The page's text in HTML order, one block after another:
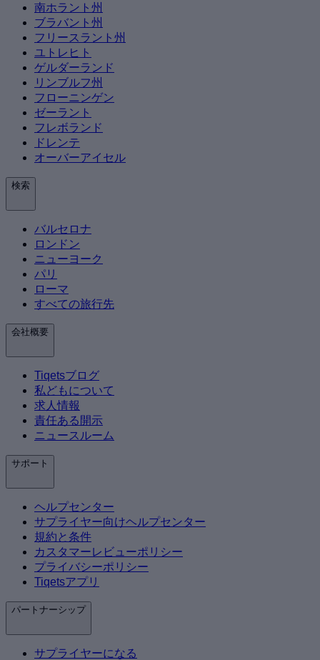
南ホラント州
ブラバント州
フリースラント州
ユトレヒト
ゲルダーランド
リンブルフ州
フローニンゲン
ゼーラント
フレボランド
ドレンテ
オーバーアイセル
検索
バルセロナ
ロンドン
ニューヨーク
パリ
ローマ
すべての旅行先
会社概要
Tiqetsブログ
私どもについて
求人情報
責任ある開示
ニュースルーム
サポート
ヘルプセンター
サプライヤー向けヘルプセンター
規約と条件
カスタマーレビューポリシー
プライバシーポリシー
Tiqetsアプリ
パートナーシップ
サプライヤーになる